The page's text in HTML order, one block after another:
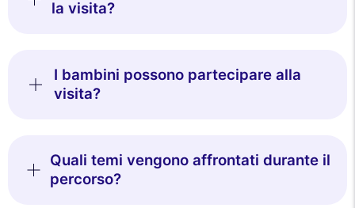
la visita?
I bambini possono partecipare alla
visita?
Quali temi vengono affrontati durante il
percorso?